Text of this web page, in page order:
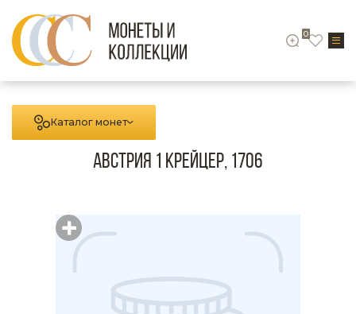
0
Каталог монет
Австрия 1 крейцер, 1706